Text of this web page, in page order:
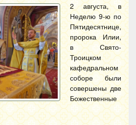
2 августа, в
Неделю 9-ю по
Пятидесятнице,
пророка Илии,
в Свято-
Троицком
кафедральном
соборе были
совершены две
Божественные